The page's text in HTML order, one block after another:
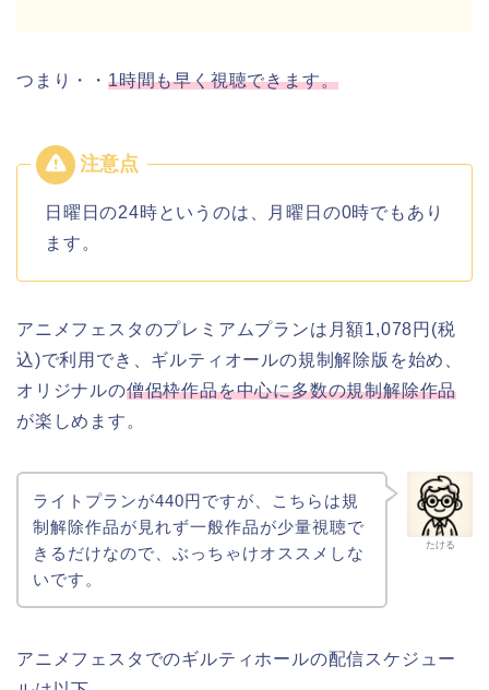
つまり・・ 1時間も早く視聴できます。
日曜日の24時というのは、月曜日の0時でもあり
ます。
アニメフェスタのプレミアムプランは月額1,078円(税
込)で利用でき、ギルティオールの規制解除版を始め、
オリジナルの僧侶枠作品を中心に多数の規制解除作品
が楽しめます。
たける
ライトプランが440円ですが、こちらは規
制解除作品が見れず一般作品が少量視聴で
きるだけなので、ぶっちゃけオススメしな
いです。
アニメフェスタでのギルティホールの配信スケジュー